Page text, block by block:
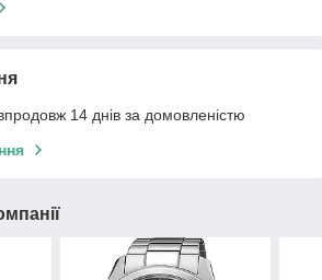
14 днів за домовленістю